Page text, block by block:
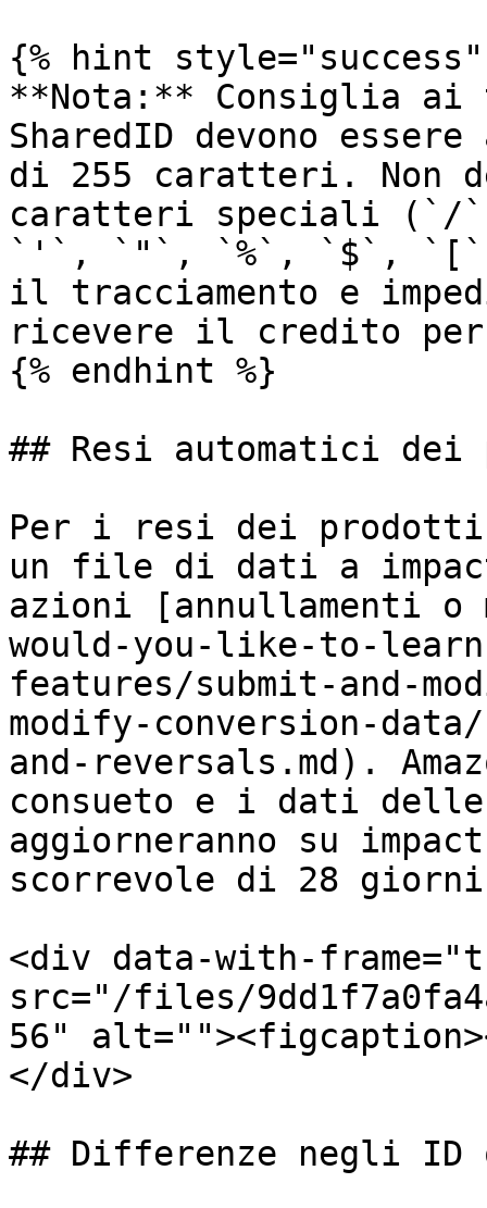
{% hint style="success"
**Nota:** Consiglia
SharedID devono
di 255 caratteri. Non
caratteri speciali
`'`, `"`, `%`, `$`, `[`,
il tracciamento e
ricevere il credito
{% endhint %}
## Resi automatici
Per i resi dei
un file di dati a
azioni [annullamenti
would-you-like-to-
features/submit-and-
modify-conversion-
and-reversals.md).
consueto e i dati
aggiorneranno su
scorrevole di 28
<div data-with-
src="/files/
56"
</div>
## Differenze negli ID